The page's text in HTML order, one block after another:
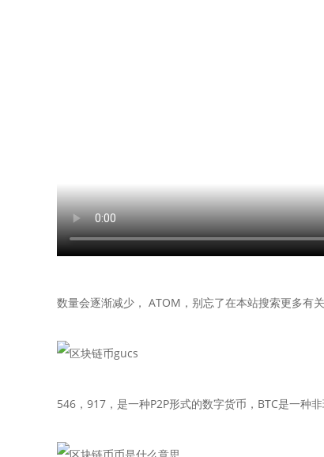
数量会逐渐减少， ATOM，别忘了在本站搜索更多有
546，917，是一种P2P形式的数字货币，BTC是一种